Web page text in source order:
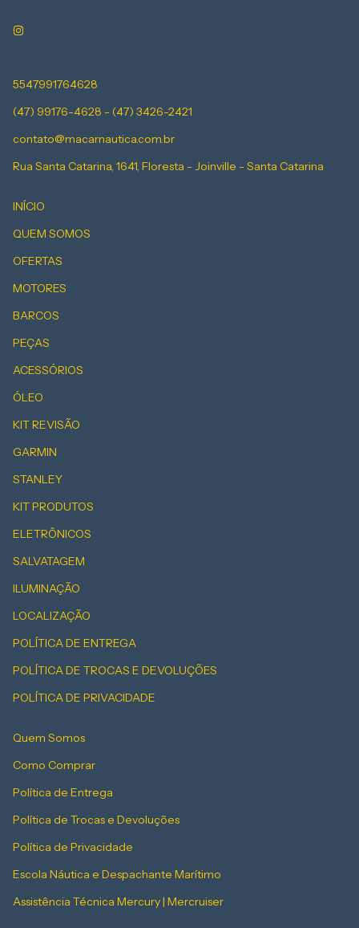
5547991764628
(47) 99176-4628 - (47) 3426-2421
contato@macarnautica.com.br
Rua Santa Catarina, 1641, Floresta - Joinville - Santa Catarina
INÍCIO
QUEM SOMOS
OFERTAS
MOTORES
BARCOS
PEÇAS
ACESSÓRIOS
ÓLEO
KIT REVISÃO
GARMIN
STANLEY
KIT PRODUTOS
ELETRÔNICOS
SALVATAGEM
ILUMINAÇÃO
LOCALIZAÇÃO
POLÍTICA DE ENTREGA
POLÍTICA DE TROCAS E DEVOLUÇÕES
POLÍTICA DE PRIVACIDADE
Quem Somos
Como Comprar
Política de Entrega
Política de Trocas e Devoluções
Política de Privacidade
Escola Náutica e Despachante Marítimo
Assistência Técnica Mercury | Mercruiser